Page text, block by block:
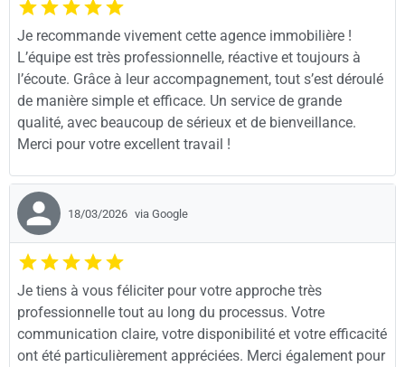
Je recommande vivement cette agence immobilière !
L’équipe est très professionnelle, réactive et toujours à
l’écoute. Grâce à leur accompagnement, tout s’est déroulé
de manière simple et efficace. Un service de grande
qualité, avec beaucoup de sérieux et de bienveillance.
Merci pour votre excellent travail !
18/03/2026 via Google
Je tiens à vous féliciter pour votre approche très
professionnelle tout au long du processus. Votre
communication claire, votre disponibilité et votre efficacité
ont été particulièrement appréciées. Merci également pour